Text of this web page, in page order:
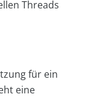
Threads
für ein
eine